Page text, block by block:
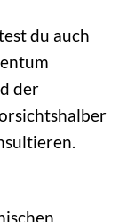
du auch
der